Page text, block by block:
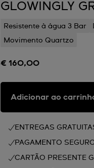
GLOWINGLY
Resistente à água 3 Bar
Movimento Quartzo
€ 160,00
Adicionar ao
ENTREGAS
PAGAMENTO
CARTÃO PRESENTE